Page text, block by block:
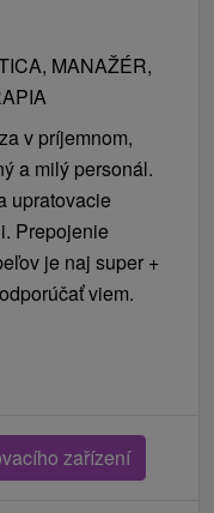
MANAŽÉR,
v príjemnom,
a milý personál.
upratovacie
Prepojenie
je naj super +
viem.
zařízení